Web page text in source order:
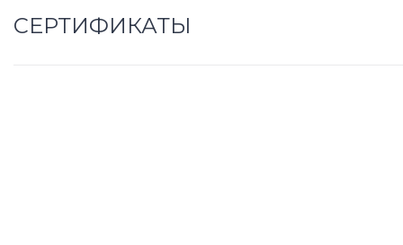
СЕРТИФИКАТЫ